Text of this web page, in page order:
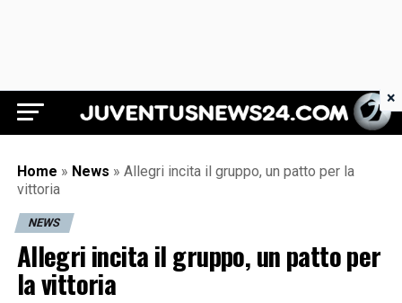
Juventus News 24
Home » News » Allegri incita il gruppo, un patto per la
vittoria
NEWS
Allegri incita il gruppo, un patto per
la vittoria
×